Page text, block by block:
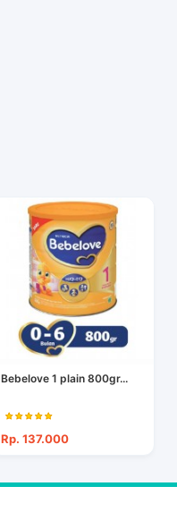
Bebelove 1 plain 800gr...
Rp. 137.000